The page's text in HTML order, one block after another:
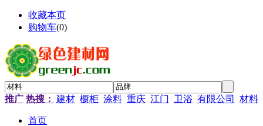
收藏本页
购物车(0)
推广 热搜： 建材 橱柜 涂料 重庆 江门 卫浴 有限公司 材料
首页